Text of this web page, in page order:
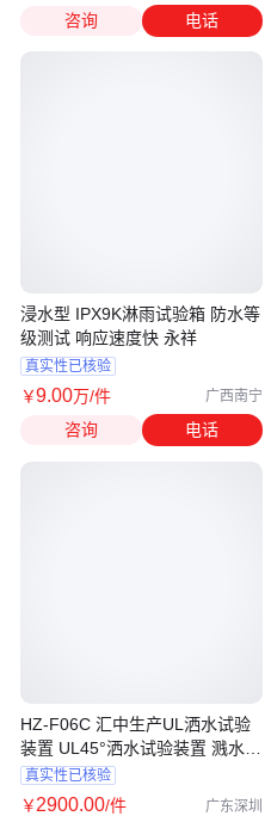
咨询 电话
浸水型 IPX9K淋雨试验箱 防水等
级测试 响应速度快 永祥
真实性已核验
￥9.00万/件 广西南宁
咨询 电话
HZ-F06C 汇中生产UL洒水试验
装置 UL45°洒水试验装置 溅水试
验装置
真实性已核验
￥2900.00/件 广东深圳